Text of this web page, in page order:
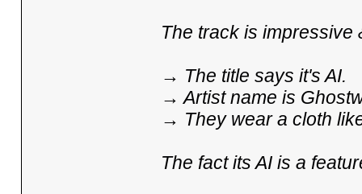
The track is impressive
→ The title says it's AI.
→ Artist name is
→ They wear a cloth
The fact its AI is a